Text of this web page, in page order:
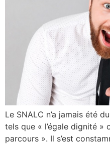
Le SNALC n’a jamais été
tels que « l’égale dignité »
parcours ». Il s’est